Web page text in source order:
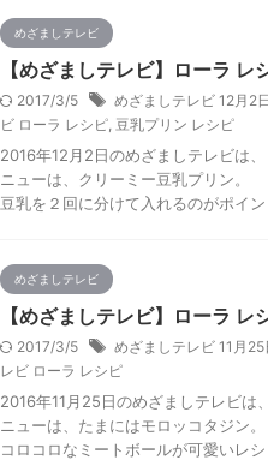
めざましテレビ
【めざましテレビ】ローラ
2017/3/5 めざましテレビ 12月2日
ビ ローラ レシピ, 豆乳プリン レシピ
2016年12月2日のめざましテレビは
ニューは、クリーミー豆乳プリン。
豆乳を２回に分けて入れるのがポイ
めざましテレビ
【めざましテレビ】ローラ
2017/3/5 めざましテレビ 11月25
レビ ローラ レシピ
2016年11月25日のめざましテレビは
ニューは、たまにはモロッコタジン。
コロコロなミートボールが可愛いレ